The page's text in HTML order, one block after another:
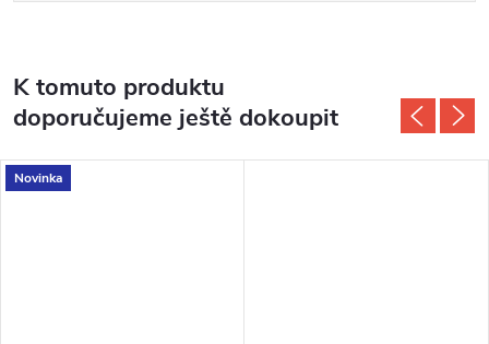
K tomuto produktu
doporučujeme ještě dokoupit
Novinka